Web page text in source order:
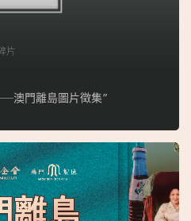
片
澳門離島圖片徵集”